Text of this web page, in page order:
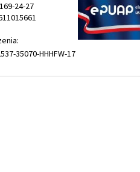
24-27
35070-HHHFW-17